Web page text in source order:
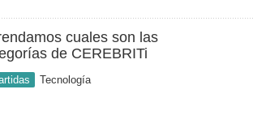
cuales son las
de CEREBRITi
Tecnología